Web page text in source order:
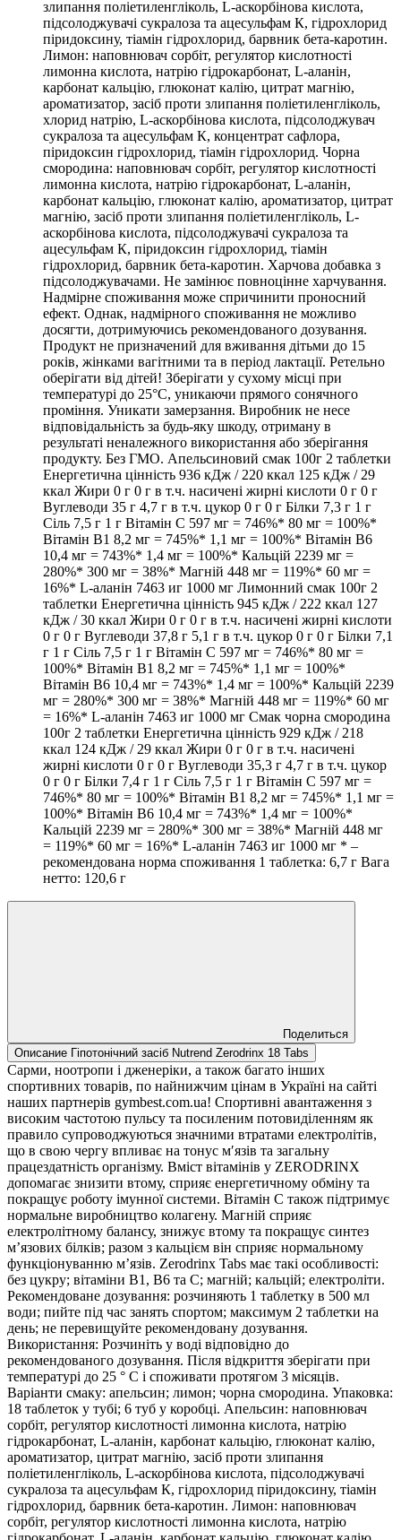
злипання поліетиленгліколь, L-аскорбінова кислота,
підсолоджувачі сукралоза та ацесульфам К, гідрохлорид
піридоксину, тіамін гідрохлорид, барвник бета-каротин.
Лимон: наповнювач сорбіт, регулятор кислотності
лимонна кислота, натрію гідрокарбонат, L-аланін,
карбонат кальцію, глюконат калію, цитрат магнію,
ароматизатор, засіб проти злипання поліетиленгліколь,
хлорид натрію, L-аскорбінова кислота, підсолоджувач
сукралоза та ацесульфам К, концентрат сафлора,
піридоксин гідрохлорид, тіамін гідрохлорид. Чорна
смородина: наповнювач сорбіт, регулятор кислотності
лимонна кислота, натрію гідрокарбонат, L-аланін,
карбонат кальцію, глюконат калію, ароматизатор, цитрат
магнію, засіб проти злипання поліетиленгліколь, L-
аскорбінова кислота, підсолоджувачі сукралоза та
ацесульфам К, піридоксин гідрохлорид, тіамін
гідрохлорид, барвник бета-каротин. Харчова добавка з
підсолоджувачами. Не замінює повноцінне харчування.
Надмірне споживання може спричинити проносний
ефект. Однак, надмірного споживання не можливо
досягти, дотримуючись рекомендованого дозування.
Продукт не призначений для вживання дітьми до 15
років, жінками вагітними та в період лактації. Ретельно
оберігати від дітей! Зберігати у сухому місці при
температурі до 25°C, уникаючи прямого сонячного
проміння. Уникати замерзання. Виробник не несе
відповідальність за будь-яку шкоду, отриману в
результаті неналежного використання або зберігання
продукту. Без ГМО. Апельсиновий смак 100г 2 таблетки
Енергетична цінність 936 кДж / 220 ккал 125 кДж / 29
ккал Жири 0 г 0 г в т.ч. насичені жирні кислоти 0 г 0 г
Вуглеводи 35 г 4,7 г в т.ч. цукор 0 г 0 г Білки 7,3 г 1 г
Сіль 7,5 г 1 г Вітамін C 597 мг = 746%* 80 мг = 100%*
Вітамін B1 8,2 мг = 745%* 1,1 мг = 100%* Вітамін B6
10,4 мг = 743%* 1,4 мг = 100%* Кальцій 2239 мг =
280%* 300 мг = 38%* Магній 448 мг = 119%* 60 мг =
16%* L-аланін 7463 иг 1000 мг Лимонний смак 100г 2
таблетки Енергетична цінність 945 кДж / 222 ккал 127
кДж / 30 ккал Жири 0 г 0 г в т.ч. насичені жирні кислоти
0 г 0 г Вуглеводи 37,8 г 5,1 г в т.ч. цукор 0 г 0 г Білки 7,1
г 1 г Сіль 7,5 г 1 г Вітамін C 597 мг = 746%* 80 мг =
100%* Вітамін B1 8,2 мг = 745%* 1,1 мг = 100%*
Вітамін B6 10,4 мг = 743%* 1,4 мг = 100%* Кальцій 2239
мг = 280%* 300 мг = 38%* Магній 448 мг = 119%* 60 мг
= 16%* L-аланін 7463 иг 1000 мг Смак чорна смородина
100г 2 таблетки Енергетична цінність 929 кДж / 218
ккал 124 кДж / 29 ккал Жири 0 г 0 г в т.ч. насичені
жирні кислоти 0 г 0 г Вуглеводи 35,3 г 4,7 г в т.ч. цукор
0 г 0 г Білки 7,4 г 1 г Сіль 7,5 г 1 г Вітамін C 597 мг =
746%* 80 мг = 100%* Вітамін B1 8,2 мг = 745%* 1,1 мг =
100%* Вітамін B6 10,4 мг = 743%* 1,4 мг = 100%*
Кальцій 2239 мг = 280%* 300 мг = 38%* Магній 448 мг
= 119%* 60 мг = 16%* L-аланін 7463 иг 1000 мг * –
рекомендована норма споживання 1 таблетка: 6,7 г Вага
нетто: 120,6 г
Поделиться
Описание Гіпотонічний засіб Nutrend Zerodrinx 18 Tabs
Сарми, ноотропи і дженеріки, а також багато інших
спортивних товарів, по найнижчим цінам в Україні на сайті
наших партнерів gymbest.com.ua! Спортивні авантаження з
високим частотою пульсу та посиленим потовиділенням як
правило супроводжуються значними втратами електролітів,
що в свою чергу впливає на тонус м′язів та загальну
працездатність організму. Вміст вітамінів у ZERODRINX
допомагає знизити втому, сприяє енергетичному обміну та
покращує роботу імунної системи. Вітамін С також підтримує
нормальне виробництво колагену. Магній сприяє
електролітному балансу, знижує втому та покращує синтез
м’язових білків; разом з кальцієм він сприяє нормальному
функціонуванню м’язів. Zerodrinx Tabs має такі особливості:
без цукру; вітаміни B1, B6 та C; магній; кальцій; електроліти.
Рекомендоване дозування: розчиняють 1 таблетку в 500 мл
води; пийте під час занять спортом; максимум 2 таблетки на
день; не перевищуйте рекомендовану дозування.
Використання: Розчиніть у воді відповідно до
рекомендованого дозування. Після відкриття зберігати при
температурі до 25 ° C і споживати протягом 3 місяців.
Варіанти смаку: апельсин; лимон; чорна смородина. Упаковка:
18 таблеток у тубі; 6 туб у коробці. Апельсин: наповнювач
сорбіт, регулятор кислотності лимонна кислота, натрію
гідрокарбонат, L-аланін, карбонат кальцію, глюконат калію,
ароматизатор, цитрат магнію, засіб проти злипання
поліетиленгліколь, L-аскорбінова кислота, підсолоджувачі
сукралоза та ацесульфам К, гідрохлорид піридоксину, тіамін
гідрохлорид, барвник бета-каротин. Лимон: наповнювач
сорбіт, регулятор кислотності лимонна кислота, натрію